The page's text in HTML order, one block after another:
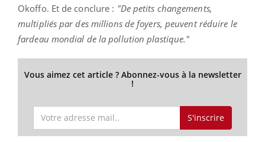
Okoffo. Et de conclure : "De petits changements,
multipliés par des millions de foyers, peuvent réduire le
fardeau mondial de la pollution plastique."
Vous aimez cet article ? Abonnez-vous à la newsletter
!
S'inscrire